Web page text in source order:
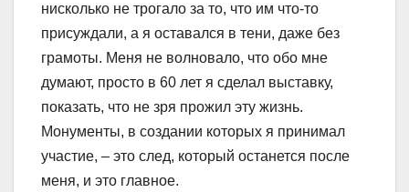
нисколько не трогало за то, что им что-то
присуждали, а я оставался в тени, даже без
грамоты. Меня не волновало, что обо мне
думают, просто в 60 лет я сделал выставку,
показать, что не зря прожил эту жизнь.
Монументы, в создании которых я принимал
участие, – это след, который останется после
меня, и это главное.